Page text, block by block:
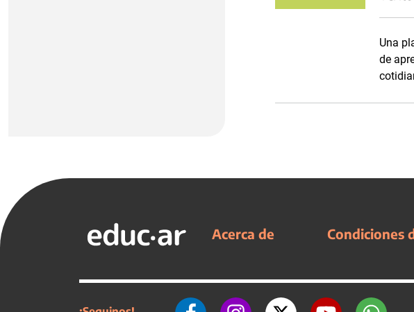
Una
de
Acerca de Condiciones